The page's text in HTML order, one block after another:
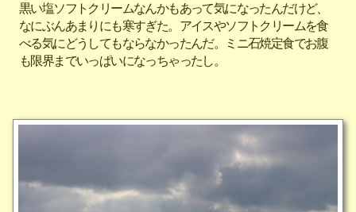
黒い塩ソフトクリームなんかもあって気になったんだけど、
なにぶんあまりにも寒すぎた。アイスやソフトクリームを食
べる気にどうしてもならなかったんだ。ミニ石焼定食でお腹
も限界までいっぱいになっちゃったし。